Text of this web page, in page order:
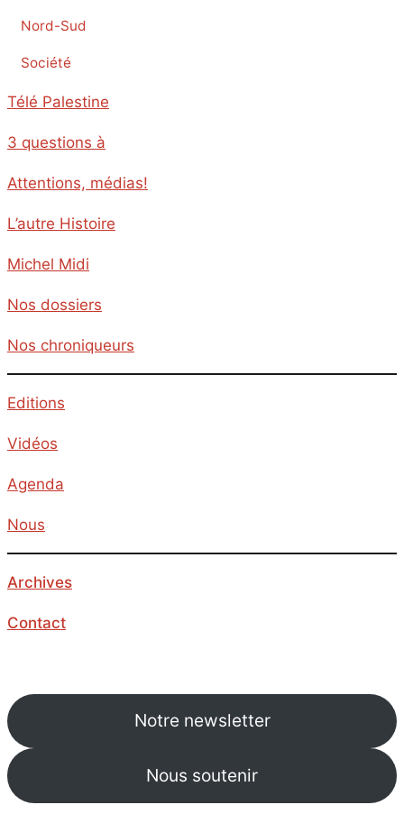
Nord-Sud
Société
Télé Palestine
3 questions à
Attentions, médias!
L’autre Histoire
Michel Midi
Nos dossiers
Nos chroniqueurs
Editions
Vidéos
Agenda
Nous
Archives
Contact
Notre newsletter
Nous soutenir